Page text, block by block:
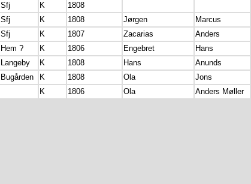
Sfj K 1808
Sfj K 1808 Jørgen
Marcus
Sfj K 1807 Zacarias Anders
Hem ? K 1806 Engebret Hans
Langeby K 1808 Hans
Anunds
Bugården K 1808 Ola
Jons
K 1806 Ola Anders Møller